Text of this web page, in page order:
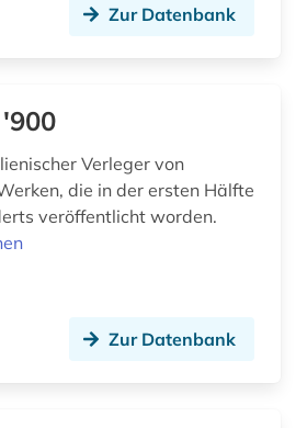
berufliche fragen der sozialarbeit (1)
berufsforschung (2)
beschränkung (1)
betreuungsrecht (1)
Zur Datenbank
Verleger von
die in der ersten Hälfte
veröffentlicht worden.
Zur Datenbank